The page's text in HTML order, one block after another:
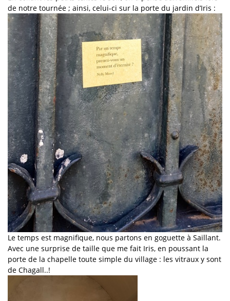
de notre tournée ; ainsi, celui-ci sur la porte du jardin d’Iris :
Le temps est magnifique, nous partons en goguette à Saillant.
Avec une surprise de taille que me fait Iris, en poussant la
porte de la chapelle toute simple du village : les vitraux y sont
de Chagall..!